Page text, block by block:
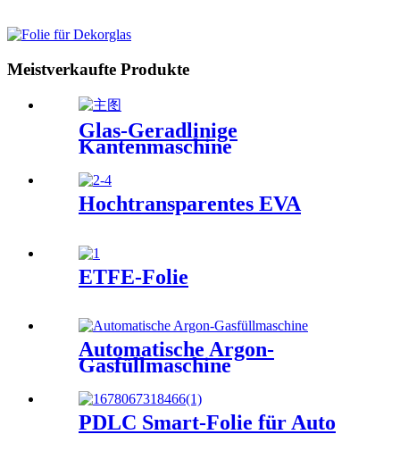
Meistverkaufte Produkte
Glas-Geradlinige
Kantenmaschine
Hochtransparentes EVA
ETFE-Folie
Automatische Argon-
Gasfüllmaschine
PDLC Smart-Folie für Auto